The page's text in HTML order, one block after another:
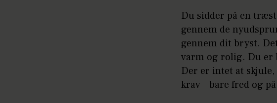
Du sidder på en
gennem de
gennem dit bryst.
varm og rolig. Du er
Der er intet at
krav – bare fred og